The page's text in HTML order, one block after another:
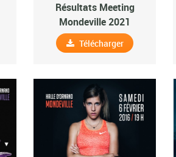
Résultats Meeting
Mondeville 2021
Télécharger